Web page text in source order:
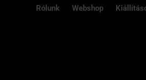
Rólunk Webshop